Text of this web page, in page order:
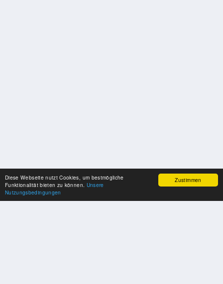
Zustimmen
Diese Webseite nutzt Cookies, um bestmögliche
Funktionalität bieten zu können. Unsere
Nutzungsbedingungen